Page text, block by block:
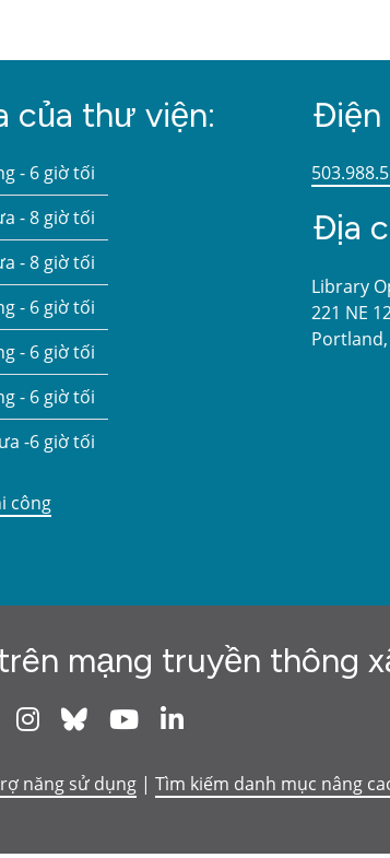
của thư viện:
- 6 giờ tối
- 8 giờ tối
- 8 giờ tối
- 6 giờ tối
- 6 giờ tối
- 6 giờ tối
-6 giờ tối
công
Điện
Địa
Library
221 NE
Portland,
mạng truyền thông
FacebookInstagram
Bluesky Youtube
năng sử dụng| Tìm kiếm danh mục nâng